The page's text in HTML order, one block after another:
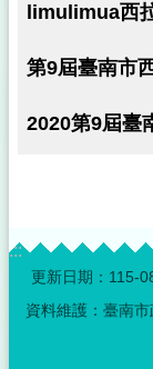
:::
更新日期： 115-
資料維護：臺南